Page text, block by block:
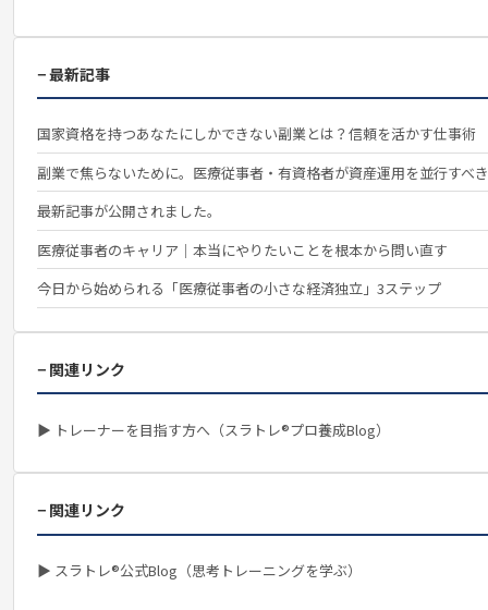
− 最新記事
国家資格を持つあなたにしかできない副業とは？信頼を活かす仕事術
副業で焦らないために。医療従事者・有資格者が資産運用を並行すべ
最新記事が公開されました。
医療従事者のキャリア｜本当にやりたいことを根本から問い直す
今日から始められる「医療従事者の小さな経済独立」3ステップ
− 関連リンク
▶ トレーナーを目指す方へ（スラトレ®プロ養成Blog）
− 関連リンク
▶ スラトレ®公式Blog（思考トレーニングを学ぶ）